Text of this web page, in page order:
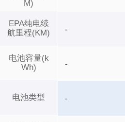
M)
EPA纯电续
航里程(KM)
电池容量(k
Wh)
电池类型
-
-
-